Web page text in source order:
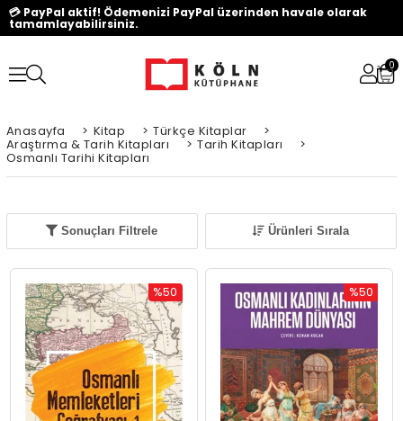
💳 PayPal aktif! Ödemenizi PayPal üzerinden havale olarak
tamamlayabilirsiniz.
0
Anasayfa > Kitap > Türkçe Kitaplar >
Araştırma & Tarih Kitapları > Tarih Kitapları >
Osmanlı Tarihi Kitapları
Sonuçları Filtrele Ürünleri Sırala
%50
İndirim
%50İndirim
%50
İndirim